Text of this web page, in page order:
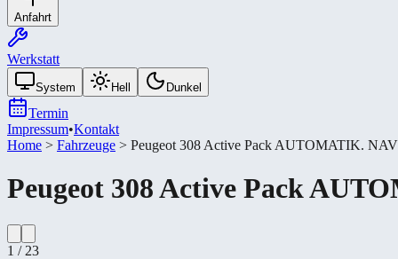
Anfahrt
Werkstatt
System Hell Dunkel
Termin
Impressum•Kontakt
Home > Fahrzeuge > Peugeot 308 Active Pack AUTOMATIK.
Peugeot 308 Active Pack
1 / 23